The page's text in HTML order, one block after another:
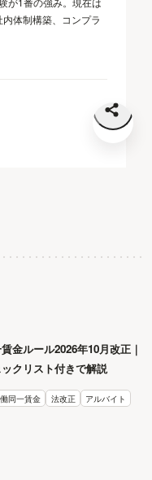
体制構築、コンプラ
金ルール2026年10月改正｜
クリスト付きで解説
同一賃金 法改正 アルバイト